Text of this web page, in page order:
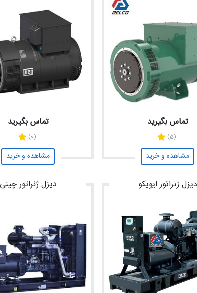
تماس بگیرید
(5)
مشاهده و خرید
تماس بگیرید
(0)
مشاهده و خرید
دیزل ژنراتور ایویکو دیزل ژنراتور چینی